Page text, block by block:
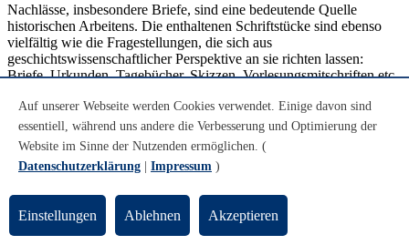
Nachlässe, insbesondere Briefe, sind eine bedeutende Quelle
historischen Arbeitens. Die enthaltenen Schriftstücke sind ebenso
vielfältig wie die Fragestellungen, die sich aus
geschichtswissenschaftlicher Perspektive an sie richten lassen:
Briefe, Urkunden, Tagebücher, Skizzen, Vorlesungsmitschriftenetc.
mentalitätsgeschichtliche und diskursgeschichtliche Forschungen.
Nicht nur durch ihren Inhalt, auch durch ihre Form und ihre Sprache
stellen sie erhebliches Erkenntnispotenzial bereit. Damit sind sie
häufig die einzigen Zeugnisse, um direkte persönliche Beziehungen
in der Vergangenheit und die Art und Weise, wie sie sprachlich zum
Gleichwohl sind die in Nachlässen enthaltenen Schriftstücke nicht
ohne Weiteres zu lesen und zu verstehen. Im Seminar arbeiten wir
Auf unserer Webseite werden Cookies verwendet. Einige davon sind
essentiell, während uns andere die Verbesserung und Optimierung der
Website im Sinne der Nutzenden ermöglichen. (
Datenschutzerklärung
Impressum )
Einstellungen Ablehnen Akzeptieren